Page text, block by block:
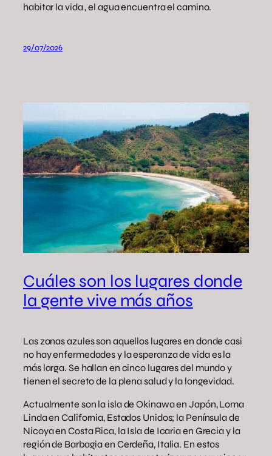
habitar la vida , el agua encuentra el camino.
29/07/2026
Cuáles son los lugares donde
la gente vive más años
Las zonas azules son aquellos lugares en donde casi
no hay enfermedades y la esperanza de vida es la
más larga. Se hallan en cinco lugares del mundo y
tienen el secreto de la plena salud y la longevidad.
Actualmente son la isla de Okinawa en Japón, Loma
Linda en California, Estados Unidos; la Península de
Nicoya en Costa Rica, la Isla de Icaria en Grecia y la
región de Barbagia en Cerdeña, Italia. En estos